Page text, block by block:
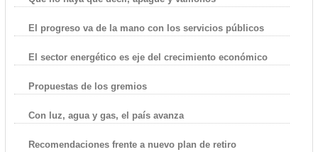
El progreso va de la mano con los servicios públicos
El sector energético es eje del crecimiento económico
Propuestas de los gremios
Con luz, agua y gas, el país avanza
Recomendaciones frente a nuevo plan de retiro